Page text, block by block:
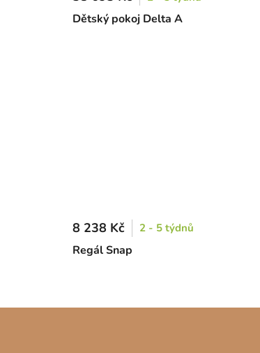
Dětský pokoj Delta A
Regál Snap
8 238 Kč 2 - 5 týdnů